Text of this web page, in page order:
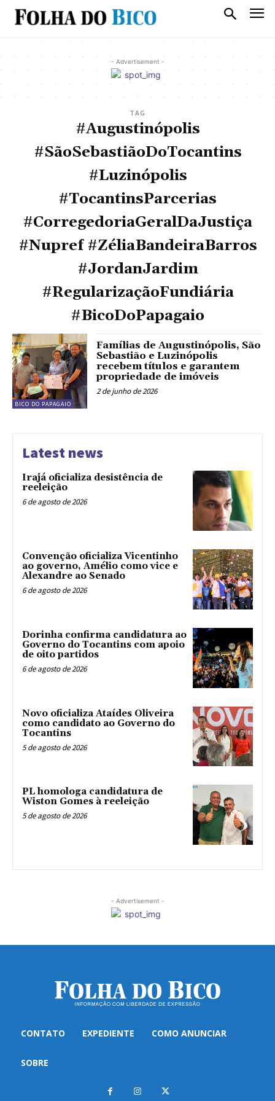
- Advertisement -
TAG
#Augustinópolis
#SãoSebastiãoDoTocantins
#Luzinópolis
#TocantinsParcerias
#CorregedoriaGeralDaJustiça
#Nupref #ZéliaBandeiraBarros
#JordanJardim
#RegularizaçãoFundiária
#BicoDoPapagaio
BICO DO PAPAGAIO
Famílias de Augustinópolis, São
Sebastião e Luzinópolis
recebem títulos e garantem
propriedade de imóveis
2 de junho de 2026
Latest news
Irajá oficializa desistência de
reeleição
6 de agosto de 2026
Convenção oficializa Vicentinho
ao governo, Amélio como vice e
Alexandre ao Senado
6 de agosto de 2026
Dorinha confirma candidatura ao
Governo do Tocantins com apoio
de oito partidos
6 de agosto de 2026
Novo oficializa Ataídes Oliveira
como candidato ao Governo do
Tocantins
5 de agosto de 2026
PL homologa candidatura de
Wiston Gomes à reeleição
5 de agosto de 2026
- Advertisement -
CONTATO EXPEDIENTE COMO ANUNCIAR
SOBRE